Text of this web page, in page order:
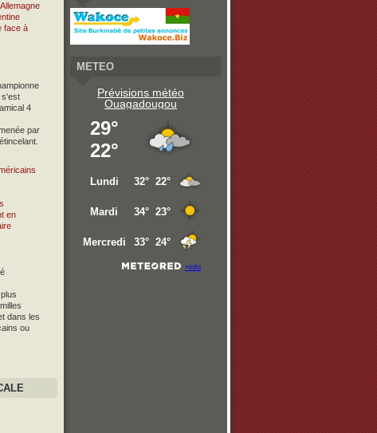
s'est
4
par
dans les
ou
METEO
Prévisions météo
Ouagadougou